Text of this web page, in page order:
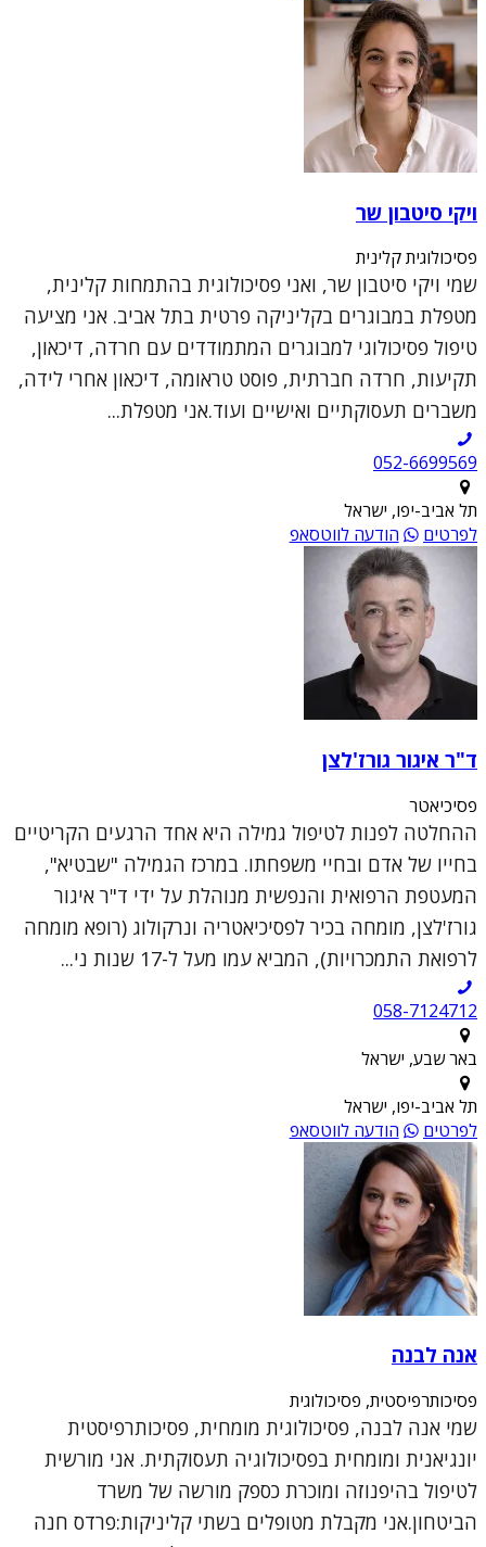
ויקי סיטבון שר
פסיכולוגית קלינית
שמי ויקי סיטבון שר, ואני פסיכולוגית בהתמחות קלינית,
מטפלת במבוגרים בקליניקה פרטית בתל אביב. אני מציעה
טיפול פסיכולוגי למבוגרים המתמודדים עם חרדה, דיכאון,
תקיעות, חרדה חברתית, פוסט טראומה, דיכאון אחרי לידה,
משברים תעסוקתיים ואישיים ועוד.אני מטפלת...
052-6699569
תל אביב-יפו, ישראל
לפרטים
הודעה לווטסאפ
ד"ר איגור גורז'לצן
פסיכיאטר
ההחלטה לפנות לטיפול גמילה היא אחד הרגעים הקריטיים
בחייו של אדם ובחיי משפחתו. במרכז הגמילה "שבטיא",
המעטפת הרפואית והנפשית מנוהלת על ידי ד"ר איגור
גורז'לצן, מומחה בכיר לפסיכיאטריה ונרקולוג (רופא מומחה
לרפואת התמכרויות), המביא עמו מעל ל-17 שנות ני...
058-7124712
באר שבע, ישראל
תל אביב-יפו, ישראל
לפרטים
הודעה לווטסאפ
אנה לבנה
פסיכותרפיסטית, פסיכולוגית
שמי אנה לבנה, פסיכולוגית מומחית, פסיכותרפיסטית
יונגיאנית ומומחית בפסיכולוגיה תעסוקתית. אני מורשית
לטיפול בהיפנוזה ומוכרת כספק מורשה של משרד
הביטחון.אני מקבלת מטופלים בשתי קליניקות:פרדס חנה